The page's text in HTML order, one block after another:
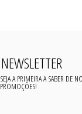
NEWSLETTER
SEJA A PRIMEIRA A SABER DE
PROMOÇÕES!